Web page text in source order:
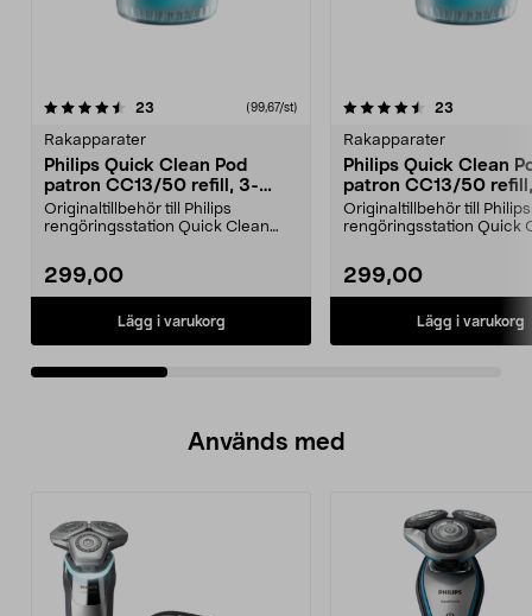
23 (99,67/st)
Rakapparater
Philips Quick Clean Pod
patron CC13/50 refill, 3-
pack
Originaltillbehör till Philips
rengöringsstation Quick Clean
299,00
Lägg i varukorg
4.5av 5 stjärnor 23
Rakapparater
Philips Quick Clean
patron CC13/50
pack
Originaltillbehör till Philips
rengöringsstation Quick
299,00
Lägg i varukorg
4.5av 5 stjärnor
Används med